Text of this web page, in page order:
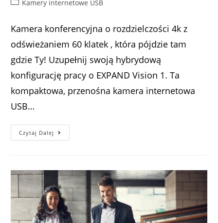
Kamery internetowe USB
Kamera konferencyjna o rozdzielczości 4k z
odświeżaniem 60 klatek , która pójdzie tam
gdzie Ty! Uzupełnij swoją hybrydową
konfigurację pracy o EXPAND Vision 1. Ta
kompaktowa, przenośna kamera internetowa
USB…
Czytaj Dalej